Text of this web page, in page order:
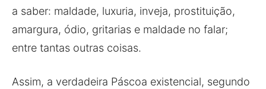
a saber: maldade, luxuria, inveja, prostituição,
amargura, ódio, gritarias e maldade no falar;
entre tantas outras coisas.
Assim, a verdadeira Páscoa existencial, segundo